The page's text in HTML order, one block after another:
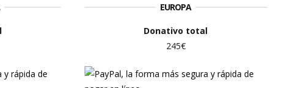
EUROPA
Donativo total
245€